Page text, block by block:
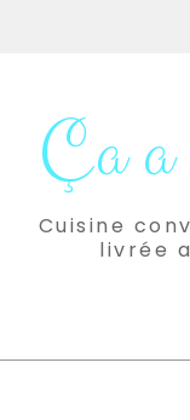
contenuÇa
Cuisine
livrée